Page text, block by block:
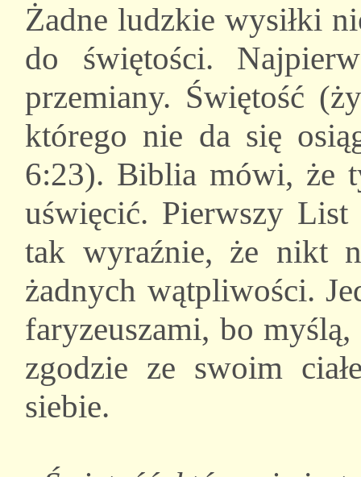
Żadne ludzkie wysiłki
do świętości.
przemiany. Świętość
którego nie da się
6:23). Biblia mówi, że
uświęcić. Pierwszy
tak wyraźnie, że nikt
żadnych wątpliwości.
faryzeuszami, bo
zgodzie ze swoim
siebie.